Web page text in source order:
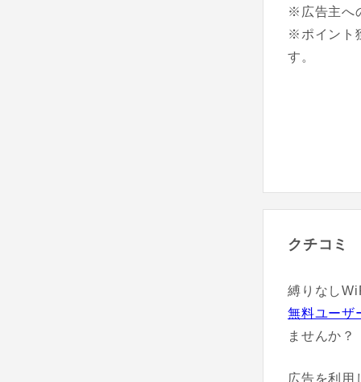
※広告主へ
※ポイント
す。
クチコミ
縛りなし
無料ユーザ
ませんか？
広告を利用